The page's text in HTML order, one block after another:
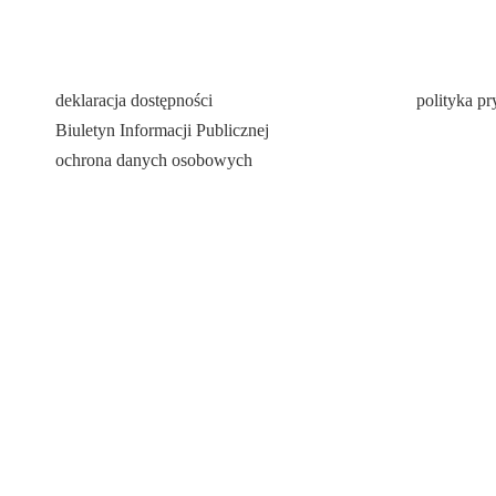
deklaracja dostępności
Biuletyn Informacji Publicznej
ochrona danych osobowych
polityka